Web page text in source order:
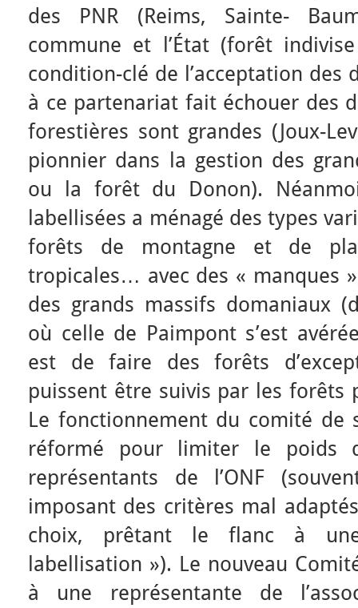
des PNR (Reims, Sainte-
commune et l’État (forêt
condition-clé de l’acceptation des
à ce partenariat fait échouer des
forestières sont grandes (Joux-
pionnier dans la gestion des
ou la forêt du Donon).
labellisées a ménagé des types
forêts de montagne et de
tropicales… avec des « manques
des grands massifs domaniaux
où celle de Paimpont s’est
est de faire des forêts
puissent être suivis par les forêts
Le fonctionnement du comité de
réformé pour limiter le poids
représentants de l’ONF
imposant des critères mal
choix, prêtant le flanc à
labellisation »). Le nouveau
à une représentante de